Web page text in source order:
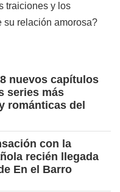
traiciones y los
su relación amorosa?
nuevos capítulos
series más
románticas del
con la
recién llegada
En el Barro